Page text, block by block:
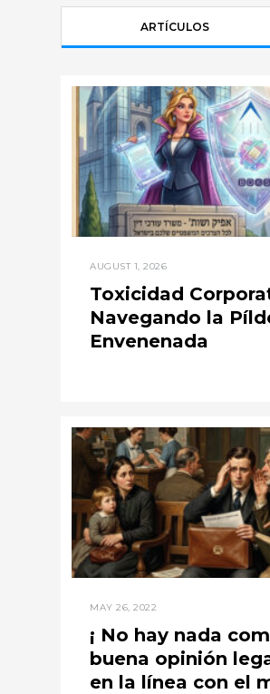
ARTÍCULOS
AUGUST 1, 2026
Toxicidad
Navegando la
Envenenada
MAY 26, 2022
¡ No hay nada
buena opinión
en la línea con el